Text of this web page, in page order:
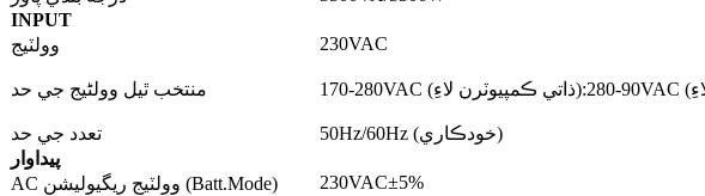
INPUT
وولٽيج
230VAC
منتخب ٿيل وولٹیج جي حد
تعدد جي حد
50Hz/60Hz (خودڪاري)
پيداوار
AC وولٽيج ريگيوليشن (Batt.Mode)
230VAC±5%